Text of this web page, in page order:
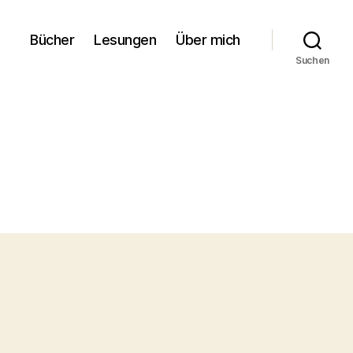
Bücher Lesungen Über mich
Suchen